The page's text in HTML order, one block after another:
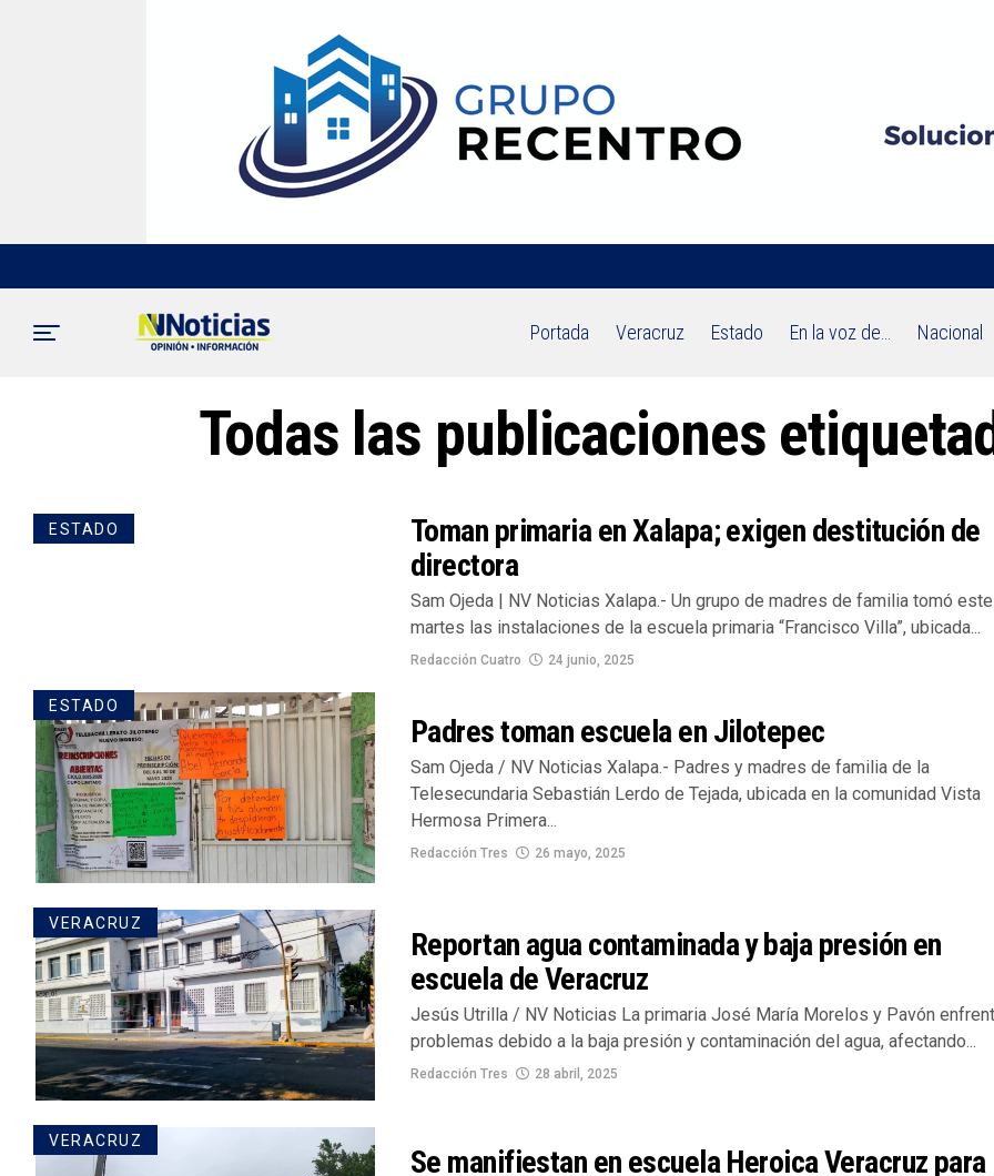
Portada Veracruz Estado En la voz de… Nacional
Todas las publicaciones
ESTADO
Toman primaria en Xalapa; exigen destitución de
directora
Sam Ojeda | NV Noticias Xalapa.- Un grupo de madres de familia tomó este
martes las instalaciones de la escuela primaria “Francisco Villa”, ubicada...
Redacción Cuatro 24 junio, 2025
ESTADO
Padres toman escuela en Jilotepec
Sam Ojeda / NV Noticias Xalapa.- Padres y madres de familia de la
Telesecundaria Sebastián Lerdo de Tejada, ubicada en la comunidad Vista
Hermosa Primera...
Redacción Tres 26 mayo, 2025
VERACRUZ
Reportan agua contaminada y baja presión en
escuela de Veracruz
Jesús Utrilla / NV Noticias La primaria José María Morelos y Pavón
problemas debido a la baja presión y contaminación del agua, afectando...
Redacción Tres 28 abril, 2025
VERACRUZ
Se manifiestan en escuela Heroica Veracruz para